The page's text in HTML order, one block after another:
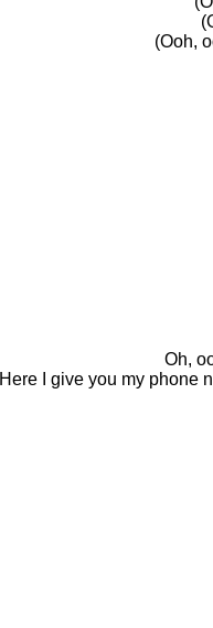
(Ooh,
Oh,
Here I give you my phone